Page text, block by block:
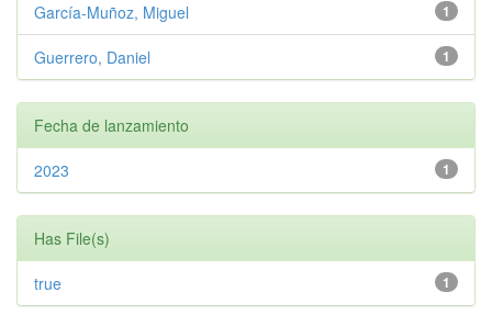
1
García-Muñoz, Miguel
1
Guerrero, Daniel
Fecha de lanzamiento
1
2023
Has File(s)
1
true